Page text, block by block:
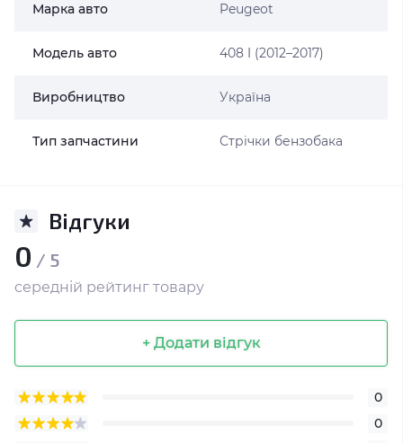
Марка авто Peugeot
Модель авто 408 I (2012–2017)
Виробництво Україна
Тип запчастини Стрічки бензобака
Відгуки
0 / 5
середній рейтинг товару
+ Додати відгук
0
0